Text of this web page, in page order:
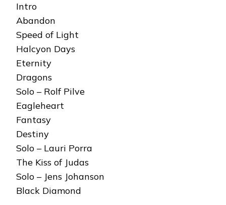
Intro
Abandon
Speed of Light
Halcyon Days
Eternity
Dragons
Solo – Rolf Pilve
Eagleheart
Fantasy
Destiny
Solo – Lauri Porra
The Kiss of Judas
Solo – Jens Johanson
Black Diamond